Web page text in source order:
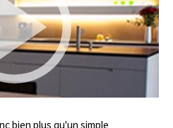
bien plus qu'un simple